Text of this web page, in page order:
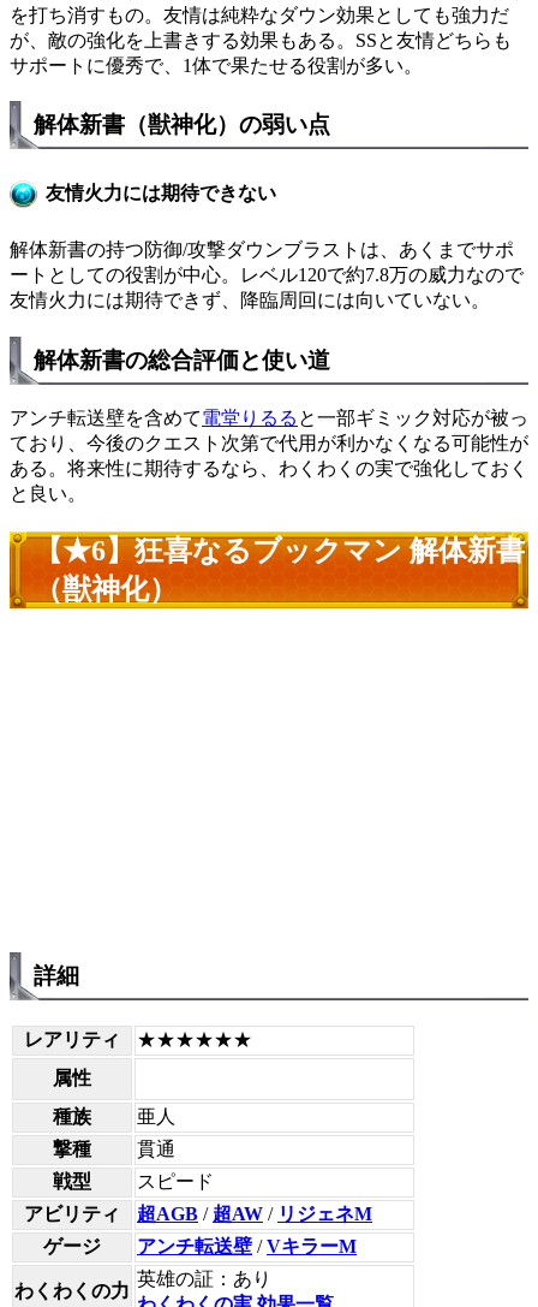
を打ち消すもの。友情は純粋なダウン効果としても強力だ
が、敵の強化を上書きする効果もある。SSと友情どちらも
サポートに優秀で、1体で果たせる役割が多い。
解体新書（獣神化）の弱い点
友情火力には期待できない
解体新書の持つ防御/攻撃ダウンブラストは、あくまでサポ
ートとしての役割が中心。レベル120で約7.8万の威力なので
友情火力には期待できず、降臨周回には向いていない。
解体新書の総合評価と使い道
アンチ転送壁を含めて電堂りるる と一部ギミック対応が被っ
ており、今後のクエスト次第で代用が利かなくなる可能性が
ある。将来性に期待するなら、わくわくの実で強化しておく
と良い。
【★6】狂喜なるブックマン 解体新書
（獣神化）
詳細
レアリティ
★★★★★★
属性
種族
亜人
撃種
貫通
戦型
スピード
アビリティ
超AGB / 超AW / リジェネM
ゲージ
アンチ転送壁 /VキラーM
わくわくの力
英雄の証：あり